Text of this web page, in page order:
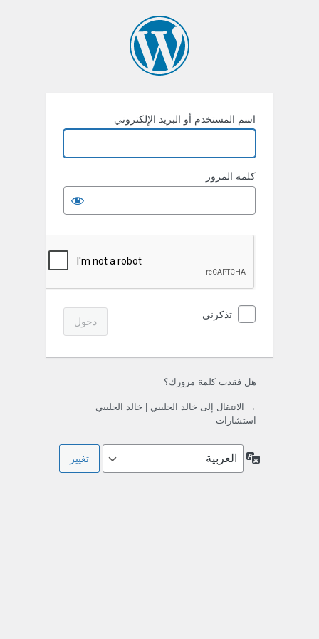
اسم المستخدم أو البريد الإلكتروني
كلمة المرور
تذكرني
هل فقدت كلمة مرورك؟
→ الانتقال إلى خالد الحليبي | خالد الحليبي
استشارات
اللغة